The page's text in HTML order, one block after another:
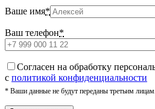
Ваше имя*
Ваш телефон*
Cогласен на обработку
с политикой конфиденциальности
* Ваши данные не будут переданы третьим лицам.